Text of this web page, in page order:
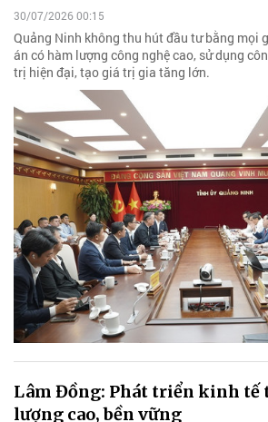
30/07/2026 00:15
Quảng Ninh không thu hút đầu tư bằng mọi
án có hàm lượng công nghệ cao, sử dụng
trị hiện đại, tạo giá trị gia tăng lớn.
Lâm Đồng: Phát triển kinh tế
lượng cao, bền vững